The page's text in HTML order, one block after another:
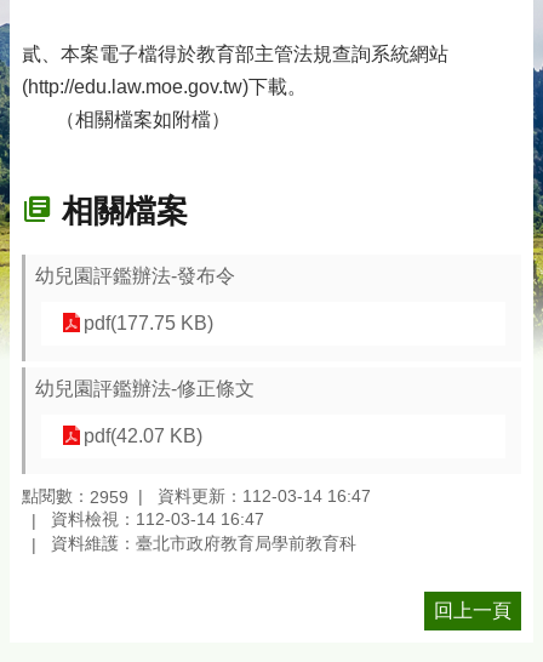
貳、本案電子檔得於教育部主管法規查詢系統網站
(http://edu.law.moe.gov.tw)下載。
（相關檔案如附檔）
相關檔案
幼兒園評鑑辦法-發布令
pdf(177.75 KB)
幼兒園評鑑辦法-修正條文
pdf(42.07 KB)
點閱數： 2959
資料更新：112-03-14 16:47
資料檢視：112-03-14 16:47
資料維護：臺北市政府教育局學前教育科
回上一頁